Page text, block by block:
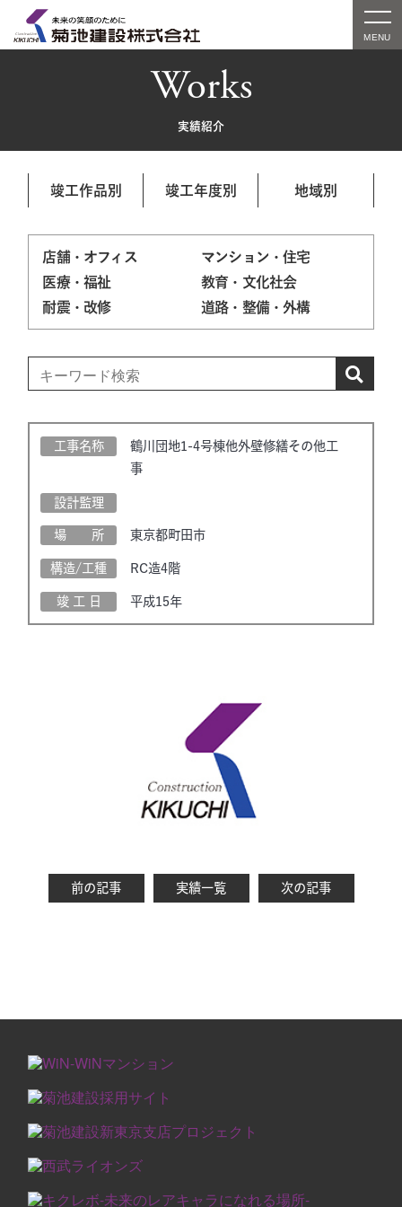
Works
実績紹介
竣工作品別 竣工年度別 地域別
店舗・オフィス
マンション・住宅
医療・福祉
教育・文化社会
耐震・改修
道路・整備・外構
工事名称
鶴川団地1-4号棟他外壁修繕その他工
事
設計監理
場 所 東京都町田市
構造/工種 RC造4階
竣 工 日 平成15年
前の記事 実績一覧 次の記事